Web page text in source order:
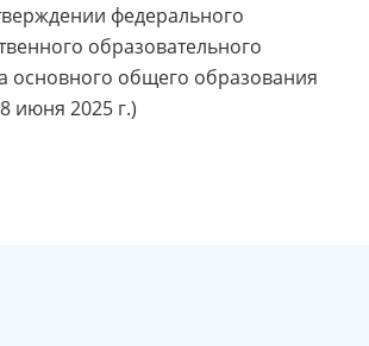
федерального
образовательного
основного общего образования
июня 2025 г.)